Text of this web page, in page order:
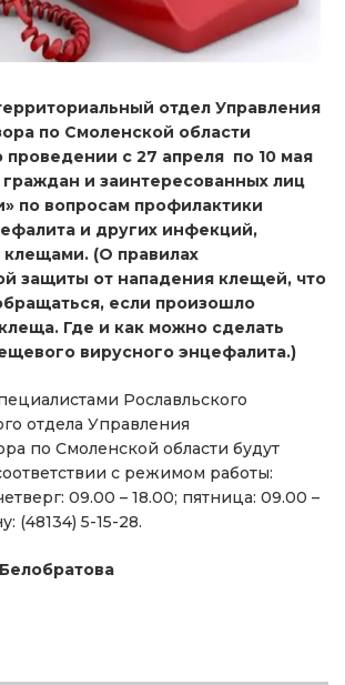
отдел Управления
по Смоленской области
с 27 апреля по 10 мая
и заинтересованных лиц
по вопросам профилактики
и других инфекций,
(О правилах
защиты от нападения клещей, что
если произошло
Где и как можно сделать
вирусного энцефалита.)
Рославльского
отдела Управления
по Смоленской области будут
с режимом работы:
09.00 – 18.00; пятница: 09.00 –
(48134) 5-15-28.